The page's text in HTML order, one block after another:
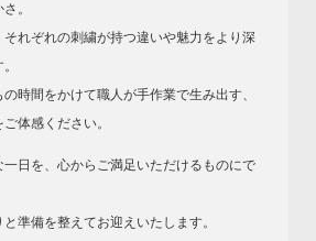
。
れぞれの刺繍が持つ違いや魅力をより深
時間をかけて職人が手作業で生み出す、
体感ください。
日を、心からご満足いただけるものにで
準備を整えてお迎えいたします。